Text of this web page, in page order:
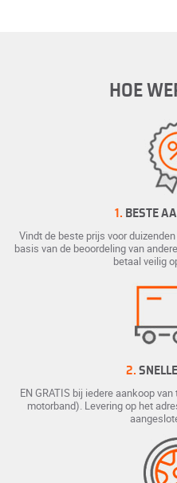
HOE
1. BESTE
Vindt de beste prijs voor
basis van de beoordeling van
betaal veilig
2.
EN GRATIS bij iedere aankoop
motorband). Levering op het